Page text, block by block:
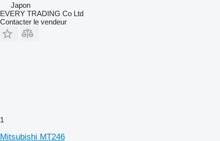
Japon
EVERY TRADING Co Ltd
Contacter le vendeur
1
Mitsubishi MT246